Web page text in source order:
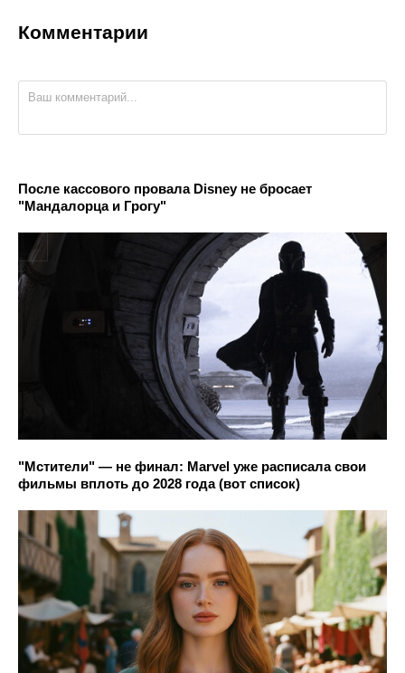
Комментарии
После кассового провала Disney не бросает
"Мандалорца и Грогу"
"Мстители" — не финал: Marvel уже расписала свои
фильмы вплоть до 2028 года (вот список)